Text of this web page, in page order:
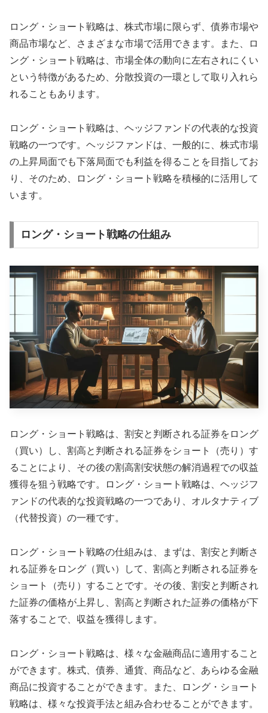
ロング・ショート戦略は、株式市場に限らず、債券市場や
商品市場など、さまざまな市場で活用できます。また、ロ
ング・ショート戦略は、市場全体の動向に左右されにくい
という特徴があるため、分散投資の一環として取り入れら
れることもあります。
ロング・ショート戦略は、ヘッジファンドの代表的な投資
戦略の一つです。ヘッジファンドは、一般的に、株式市場
の上昇局面でも下落局面でも利益を得ることを目指してお
り、そのため、ロング・ショート戦略を積極的に活用して
います。
ロング・ショート戦略の仕組み
ロング・ショート戦略は、割安と判断される証券をロング
（買い）し、割高と判断される証券をショート（売り）す
ることにより、その後の割高割安状態の解消過程での収益
獲得を狙う戦略です。ロング・ショート戦略は、ヘッジフ
ァンドの代表的な投資戦略の一つであり、オルタナティブ
（代替投資）の一種です。
ロング・ショート戦略の仕組みは、まずは、割安と判断さ
れる証券をロング（買い）して、割高と判断される証券を
ショート（売り）することです。その後、割安と判断され
た証券の価格が上昇し、割高と判断された証券の価格が下
落することで、収益を獲得します。
ロング・ショート戦略は、様々な金融商品に適用すること
ができます。株式、債券、通貨、商品など、あらゆる金融
商品に投資することができます。また、ロング・ショート
戦略は、様々な投資手法と組み合わせることができます。